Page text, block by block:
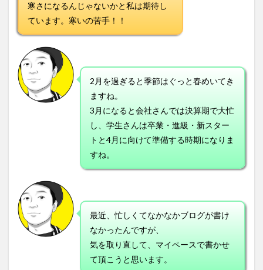
寒さになるんじゃないかと私は期待し
ています。寒いの苦手！！
2月を過ぎると季節はぐっと春めいてき
ますね。
3月になると会社さんでは決算期で大忙
し、学生さんは卒業・進級・新スター
トと4月に向けて準備する時期になりま
すね。
最近、忙しくてなかなかブログが書け
なかったんですが、
気を取り直して、マイペースで書かせ
て頂こうと思います。